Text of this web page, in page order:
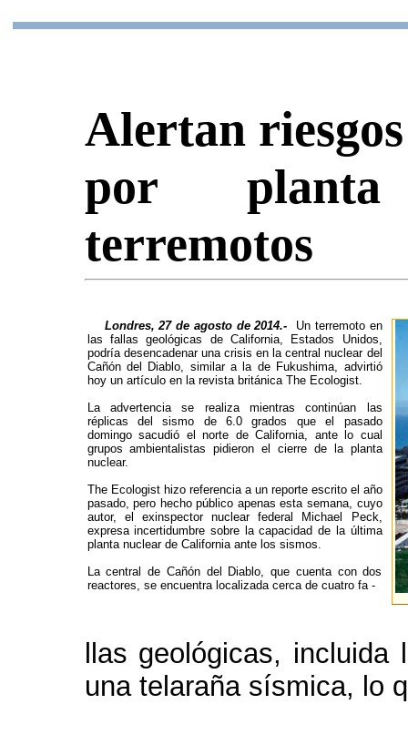
Alertan
por
terremotos
Londres, 27 de agosto de 2014.- Un terremoto en
las fallas geológicas de California, Estados Unidos,
podría desencadenar una crisis en la central nuclear del
Cañón del Diablo, similar a la de Fukushima, advirtió
hoy un artículo en la revista británica The Ecologist.
La advertencia se realiza mientras continúan las
réplicas del sismo de 6.0 grados que el pasado
domingo sacudió el norte de California, ante lo cual
grupos ambientalistas pidieron el cierre de la planta
nuclear.
The Ecologist hizo referencia a un reporte escrito el año
pasado, pero hecho público apenas esta semana, cuyo
autor, el exinspector nuclear federal Michael Peck,
expresa incertidumbre sobre la capacidad de la última
planta nuclear de California ante los sismos.
La central de Cañón del Diablo, que cuenta con dos
reactores, se encuentra localizada cerca de cuatro fa -
llas geológicas,
una telaraña sísmica, lo